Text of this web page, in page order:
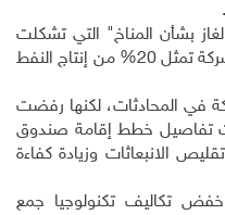
.
بشأن المناخ" التي تشكلت
بدعم من الأمم المتحدة، وتضم 11 شركة تمثل 20% من إنتاج النفط
في المحادثات، لكنها رفضت
تفاصيل خطط إقامة صندوق
الانبعاثات وزيادة كفاءة
تكاليف تكنولوجيا جمع